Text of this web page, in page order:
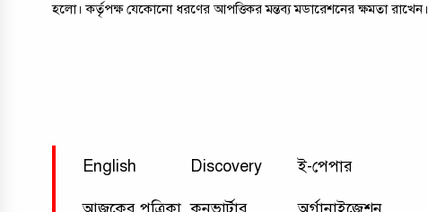
হলো। কর্তৃপক্ষ যেকোনো ধরণের আপত্তিকর মন্তব্য মডারেশনের ক্ষমতা রাখেন।
English Discovery ই-পেপার